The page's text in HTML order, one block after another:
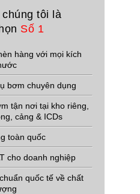
tôi là
Số 1
hàng với mọi kích
bơm chuyên dụng
tận nơi tại kho riêng,
cảng & ICDs
toàn quốc
cho doanh nghiệp
quốc tế về chất